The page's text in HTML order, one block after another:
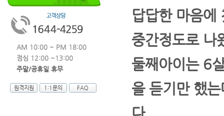
AM 10:00 ~ PM 18:00
점심 12:00 ~13:00
주말/공휴일 휴무
원격지원 1:1문의 FAQ
답답한 마음에
중간정도로 나
둘째아이는 6
을 듣기만 했